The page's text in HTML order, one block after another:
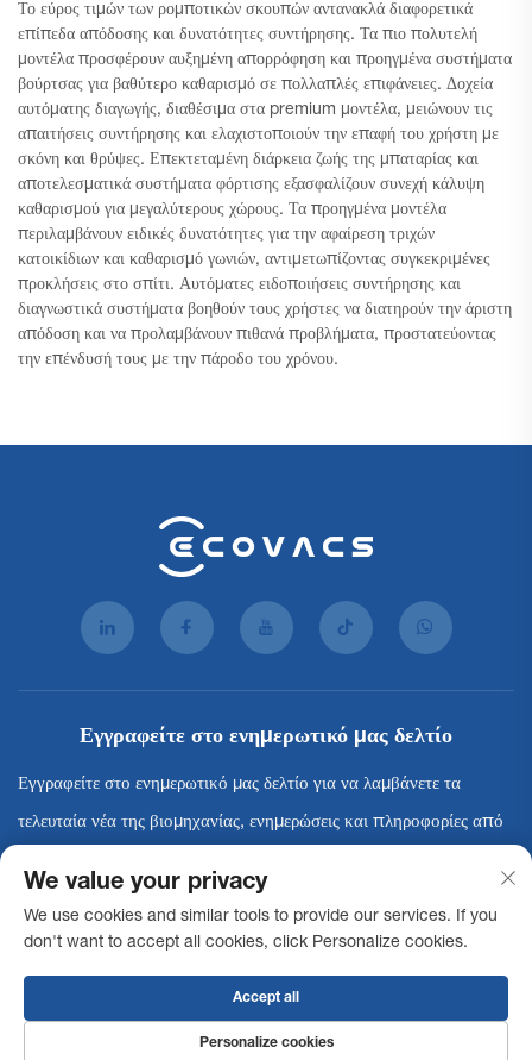
Το εύρος τιμών των ρομποτικών σκουπών αντανακλά διαφορετικά
επίπεδα απόδοσης και δυνατότητες συντήρησης. Τα πιο πολυτελή
μοντέλα προσφέρουν αυξημένη απορρόφηση και προηγμένα συστήματα
βούρτσας για βαθύτερο καθαρισμό σε πολλαπλές επιφάνειες. Δοχεία
αυτόματης διαγωγής, διαθέσιμα στα premium μοντέλα, μειώνουν τις
απαιτήσεις συντήρησης και ελαχιστοποιούν την επαφή του χρήστη με
σκόνη και θρύψες. Επεκτεταμένη διάρκεια ζωής της μπαταρίας και
αποτελεσματικά συστήματα φόρτισης εξασφαλίζουν συνεχή κάλυψη
καθαρισμού για μεγαλύτερους χώρους. Τα προηγμένα μοντέλα
περιλαμβάνουν ειδικές δυνατότητες για την αφαίρεση τριχών
κατοικίδιων και καθαρισμό γωνιών, αντιμετωπίζοντας συγκεκριμένες
προκλήσεις στο σπίτι. Αυτόματες ειδοποιήσεις συντήρησης και
διαγνωστικά συστήματα βοηθούν τους χρήστες να διατηρούν την άριστη
απόδοση και να προλαμβάνουν πιθανά προβλήματα, προστατεύοντας
την επένδυσή τους με την πάροδο του χρόνου.
Εγγραφείτε στο ενημερωτικό μας δελτίο
Εγγραφείτε στο ενημερωτικό μας δελτίο για να λαμβάνετε τα
τελευταία νέα της βιομηχανίας, ενημερώσεις και πληροφορίες από
Εγγραφή
Προσβασιμότητας
Όροι Χρήσης
We value your privacy
We use cookies and similar tools to provide our services. If you
don't want to accept all cookies, click Personalize cookies.
Personalize cookies
Accept all